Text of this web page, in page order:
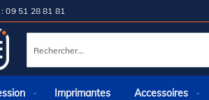
09 51 28 81 81
Rechercher
Imprimantes Accessoires